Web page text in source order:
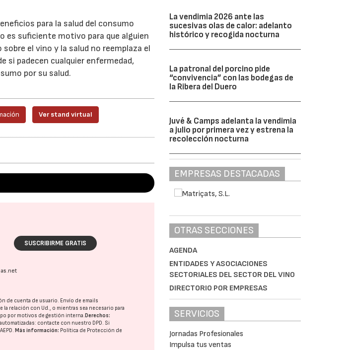
para la salud del consumo
es suficiente motivo para que alguien
el vino y la salud no reemplaza el
si padecen cualquier enfermedad,
por su salud.
Ver stand virtual
SUSCRIBIRME GRATIS
de cuenta de usuario. Envío de emails
la relación con Ud., o mientras sea necesario para
por motivos de gestión interna. Derechos:
contacte con nuestro DPD. Si
AEPD. Más información: Política de Protección de
La vendimia 2026 ante las
sucesivas olas de calor: adelanto
histórico y recogida nocturna
La patronal del porcino pide
“convivencia” con las bodegas de
la Ribera del Duero
Juvé & Camps adelanta la vendimia
a julio por primera vez y estrena la
recolección nocturna
EMPRESAS DESTACADAS
OTRAS SECCIONES
AGENDA
ENTIDADES Y ASOCIACIONES
SECTORIALES DEL SECTOR DEL VINO
DIRECTORIO POR EMPRESAS
SERVICIOS
Jornadas Profesionales
Impulsa tus ventas